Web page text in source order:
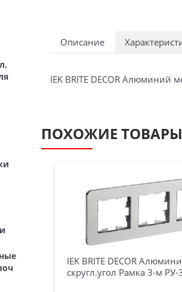
Описание
IEK BRITE DECOR Алюминий
ПОХОЖИЕ ТОВАРЫ
IEK BRITE DECOR
скругл.угол Рамка 3-м РУ-